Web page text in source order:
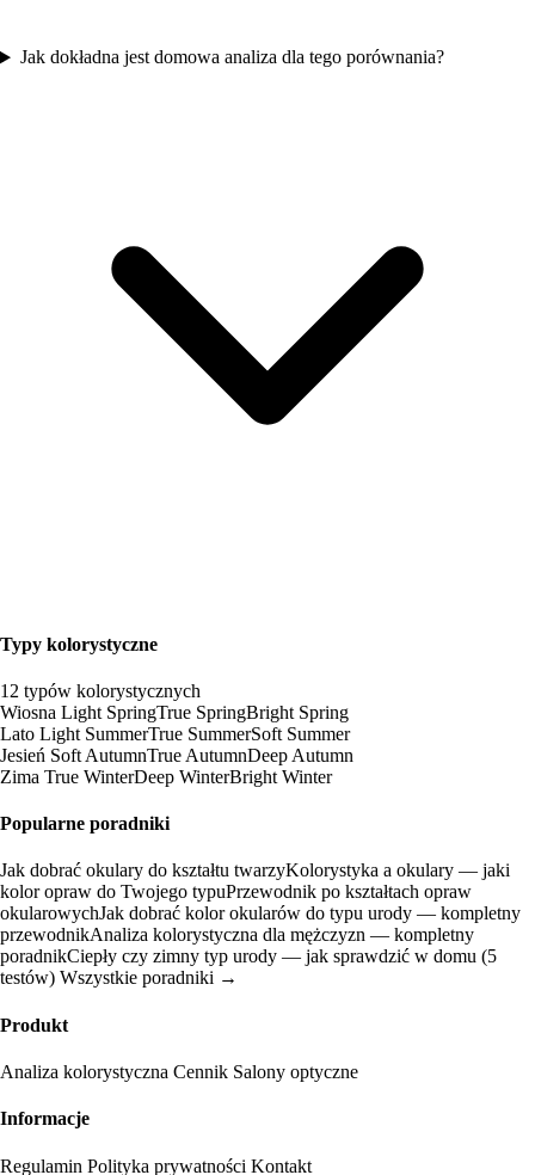
Jak dokładna jest domowa analiza dla tego porównania?
Typy kolorystyczne
12 typów kolorystycznych
Wiosna Light SpringTrue SpringBright Spring
Lato Light SummerTrue SummerSoft Summer
Jesień Soft AutumnTrue AutumnDeep Autumn
Zima True WinterDeep WinterBright Winter
Popularne poradniki
Jak dobrać okulary do kształtu twarzyKolorystyka a okulary — jaki
kolor opraw do Twojego typuPrzewodnik po kształtach opraw
okularowychJak dobrać kolor okularów do typu urody — kompletny
przewodnikAnaliza kolorystyczna dla mężczyzn — kompletny
poradnikCiepły czy zimny typ urody — jak sprawdzić w domu (5
testów) Wszystkie poradniki →
Produkt
Analiza kolorystyczna Cennik Salony optyczne
Informacje
Regulamin Polityka prywatności Kontakt